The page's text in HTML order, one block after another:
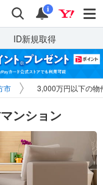
検索 通知
i
ID新規取得
市 3,000万円以下の物
ンション